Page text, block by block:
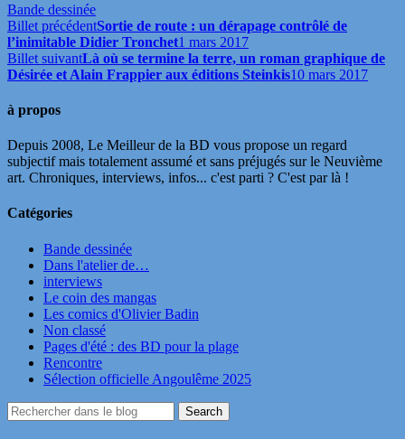
Bande dessinée
Billet précédentSortie de route : un dérapage contrôlé de
l’inimitable Didier Tronchet1 mars 2017
Billet suivantLà où se termine la terre, un roman graphique de
Désirée et Alain Frappier aux éditions Steinkis10 mars 2017
à propos
Depuis 2008, Le Meilleur de la BD vous propose un regard
subjectif mais totalement assumé et sans préjugés sur le Neuvième
art. Chroniques, interviews, infos... c'est parti ? C'est par là !
Catégories
Bande dessinée
Dans l'atelier de…
interviews
Le coin des mangas
Les comics d'Olivier Badin
Non classé
Pages d'été : des BD pour la plage
Rencontre
Sélection officielle Angoulême 2025